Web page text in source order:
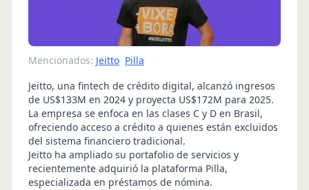
Mencionados: Jeitto Pilla
Jeitto, una fintech de crédito digital, alcanzó ingresos
de US$133M en 2024 y proyecta US$172M para 2025.
La empresa se enfoca en las clases C y D en Brasil,
ofreciendo acceso a crédito a quienes están excluidos
del sistema financiero tradicional.
Jeitto ha ampliado su portafolio de servicios y
recientemente adquirió la plataforma Pilla,
especializada en préstamos de nómina.